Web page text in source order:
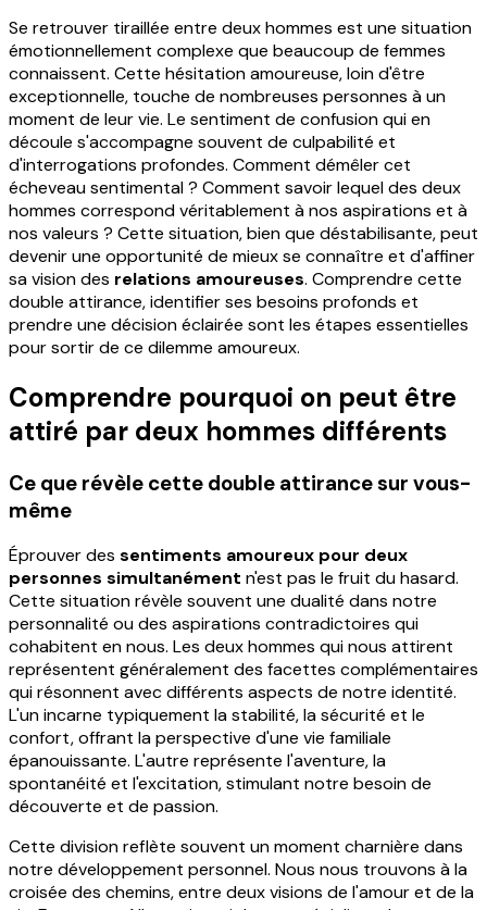
Se retrouver tiraillée entre deux hommes est une situation
émotionnellement complexe que beaucoup de femmes
connaissent. Cette hésitation amoureuse, loin d'être
exceptionnelle, touche de nombreuses personnes à un
moment de leur vie. Le sentiment de confusion qui en
découle s'accompagne souvent de culpabilité et
d'interrogations profondes. Comment démêler cet
écheveau sentimental ? Comment savoir lequel des deux
hommes correspond véritablement à nos aspirations et à
nos valeurs ? Cette situation, bien que déstabilisante, peut
devenir une opportunité de mieux se connaître et d'affiner
sa vision des relations amoureuses. Comprendre cette
double attirance, identifier ses besoins profonds et
prendre une décision éclairée sont les étapes essentielles
pour sortir de ce dilemme amoureux.
Comprendre pourquoi on peut être
attiré par deux hommes différents
Ce que révèle cette double attirance sur vous-
même
Éprouver des sentiments amoureux pour deux
personnes simultanément n'est pas le fruit du hasard.
Cette situation révèle souvent une dualité dans notre
personnalité ou des aspirations contradictoires qui
cohabitent en nous. Les deux hommes qui nous attirent
représentent généralement des facettes complémentaires
qui résonnent avec différents aspects de notre identité.
L'un incarne typiquement la stabilité, la sécurité et le
confort, offrant la perspective d'une vie familiale
épanouissante. L'autre représente l'aventure, la
spontanéité et l'excitation, stimulant notre besoin de
découverte et de passion.
Cette division reflète souvent un moment charnière dans
notre développement personnel. Nous nous trouvons à la
croisée des chemins, entre deux visions de l'amour et de la